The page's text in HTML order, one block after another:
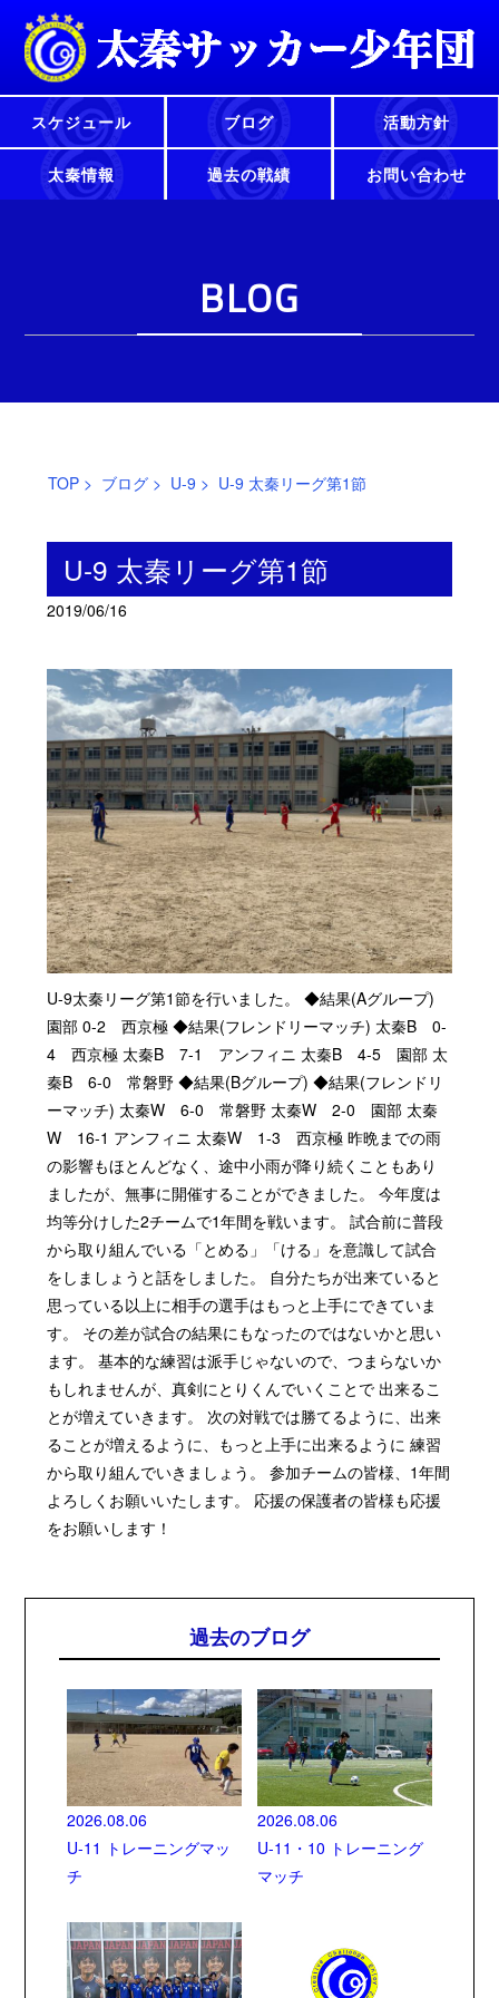
スケジュール ブログ 活動方針
太秦情報 過去の戦績 お問い合わせ
BLOG
TOP> ブログ> U-9 > U-9 太秦リーグ第1節
U-9 太秦リーグ第1節
2019/06/16
U-9太秦リーグ第1節を行いました。 ◆結果(Aグループ)
園部 0-2 西京極 ◆結果(フレンドリーマッチ) 太秦B 0-
4 西京極 太秦B 7-1 アンフィニ 太秦B 4-5 園部 太
秦B 6-0 常磐野 ◆結果(Bグループ) ◆結果(フレンドリ
ーマッチ) 太秦W 6-0 常磐野 太秦W 2-0 園部 太秦
W 16-1 アンフィニ 太秦W 1-3 西京極 昨晩までの雨
の影響もほとんどなく、途中小雨が降り続くこともあり
ましたが、無事に開催することができました。 今年度は
均等分けした2チームで1年間を戦います。 試合前に普段
から取り組んでいる「とめる」「ける」を意識して試合
をしましょうと話をしました。 自分たちが出来ていると
思っている以上に相手の選手はもっと上手にできていま
す。 その差が試合の結果にもなったのではないかと思い
ます。 基本的な練習は派手じゃないので、つまらないか
もしれませんが、真剣にとりくんでいくことで 出来るこ
とが増えていきます。 次の対戦では勝てるように、出来
ることが増えるように、もっと上手に出来るように 練習
から取り組んでいきましょう。 参加チームの皆様、1年間
よろしくお願いいたします。 応援の保護者の皆様も応援
をお願いします！
過去のブログ
2026.08.06
U-11 トレーニングマッ
チ
2026.08.06
U-11・10 トレーニング
マッチ